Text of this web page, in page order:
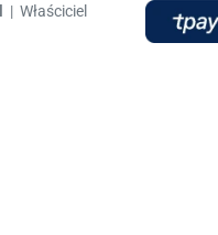
| Właściciel